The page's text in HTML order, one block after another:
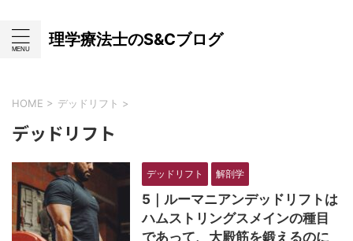
理学療法士のS&Cブログ
HOME > デッドリフト >
デッドリフト
デッドリフト 解剖学
5｜ルーマニアンデッドリフトは
ハムストリングスメインの種目
であって、大殿筋を鍛えるのに